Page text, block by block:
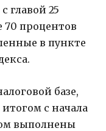
главой 25
70 процентов
в пункте
базе,
с начала
выполнены